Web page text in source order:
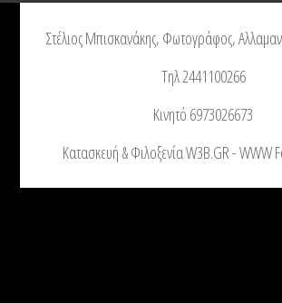
Στέλιος Μπισκανάκης, Φωτογράφος,
Τηλ 2441100266
Κινητό 6973026673
Κατασκευή & Φιλοξενία W3B.GR - WWW